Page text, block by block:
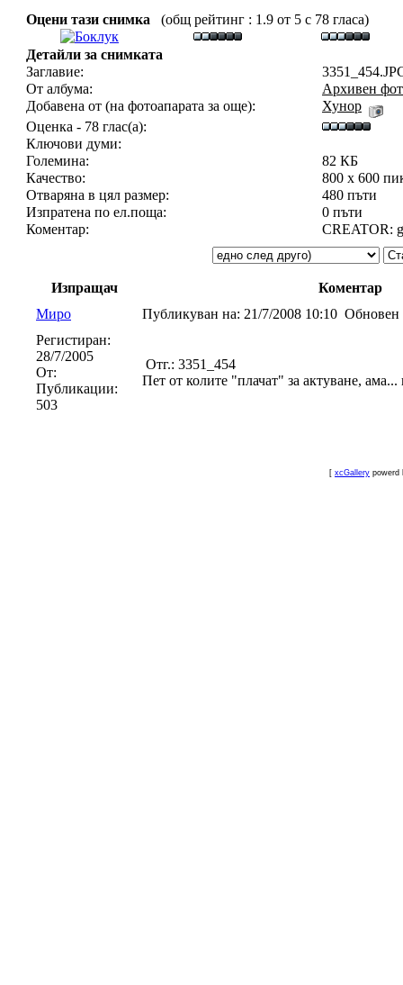
Оцени тази снимка (общ рейтинг : 1.9 от 5 с 78 гласа)
Детайли за снимката
Заглавие:
От албума:
Архивен
Добавена от (на фотоапарата за още):
Хунор
Оценка - 78 глас(а):
Ключови думи:
Големина:
82 КБ
Качество:
800 x 600
Отваряна в цял размер:
480 пъти
Изпратена по ел.поща:
0 пъти
Коментар:
CREATOR:
Изпращач
Коментар
Миро
Публикуван на: 21/7/2008 10:10 Обновен
Регистиран:
28/7/2005
От:
Публикации:
503
Отг.: 3351_454
Пет от колите "плачат" за актуване,
[ xcGallery